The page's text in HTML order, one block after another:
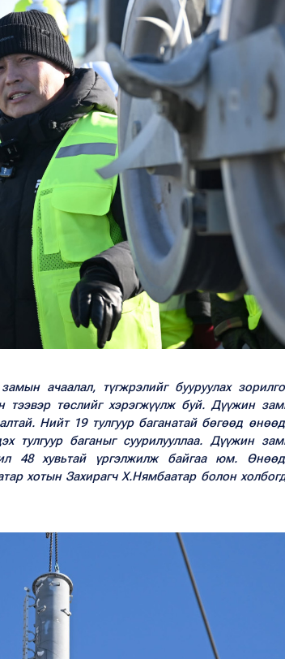
ачаалал, түгжрэлийг бууруулах
тээвэр төслийг хэрэгжүүлж буй. Дүүжин
Нийт 19 тулгуур баганатай бөгөөд
баганыг суурилууллаа. Дүүжин
48 хувьтай үргэлжилж байгаа юм.
хотын Захирагч Х.Нямбаатар болон